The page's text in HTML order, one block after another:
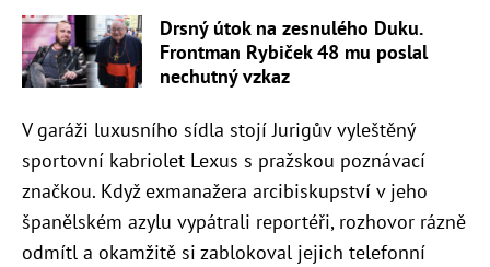
Drsný útok na zesnulého Duku.
Frontman Rybiček 48 mu poslal
nechutný vzkaz
V garáži luxusního sídla stojí Jurigův vyleštěný
sportovní kabriolet Lexus s pražskou poznávací
značkou. Když exmanažera arcibiskupství v jeho
španělském azylu vypátrali reportéři, rozhovor rázně
odmítl a okamžitě si zablokoval jejich telefonní